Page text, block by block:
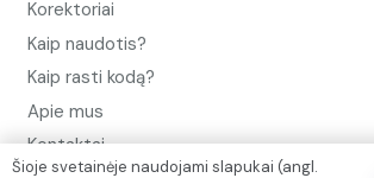
Korektoriai
Kaip naudotis?
Kaip rasti kodą?
Apie mus
Kontaktai
Šioje svetainėje naudojami slapukai (angl.